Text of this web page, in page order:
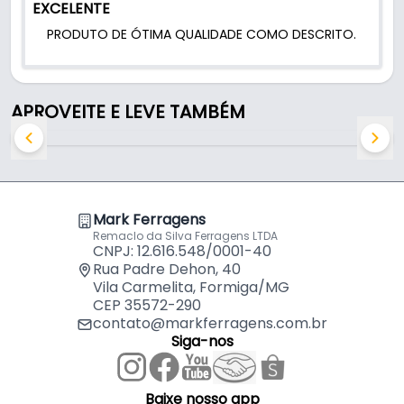
EXCELENTE
PRODUTO DE ÓTIMA QUALIDADE COMO DESCRITO.
APROVEITE E LEVE TAMBÉM
Mark Ferragens
Remaclo da Silva Ferragens LTDA
CNPJ: 12.616.548/0001-40
Rua Padre Dehon, 40
Vila Carmelita, Formiga/MG
CEP 35572-290
contato@markferragens.com.br
Siga-nos
Baixe nosso app